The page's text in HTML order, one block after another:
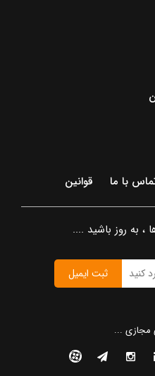
با ما قوانین
، به روز باشید ....
ثبت ایمیل
مجازی ...